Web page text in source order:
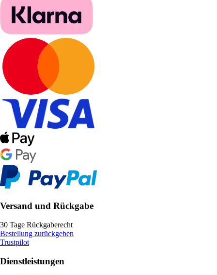
Versand und Rückgabe
30 Tage Rückgaberecht
Bestellung zurückgeben
Trustpilot
Dienstleistungen